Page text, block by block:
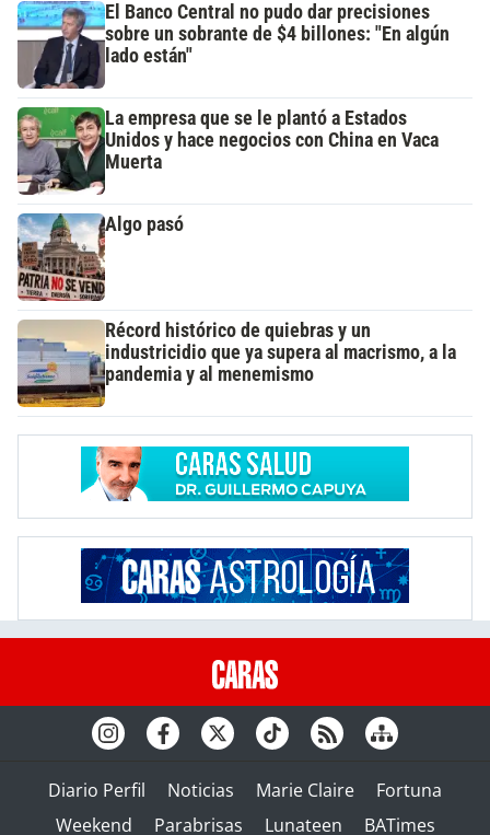
El Banco Central no pudo dar precisiones
sobre un sobrante de $4 billones: "En algún
lado están"
La empresa que se le plantó a Estados
Unidos y hace negocios con China en Vaca
Muerta
Algo pasó
Récord histórico de quiebras y un
industricidio que ya supera al macrismo, a la
pandemia y al menemismo
Diario Perfil Noticias Marie Claire
Fortuna
Weekend
Parabrisas Lunateen BATimes